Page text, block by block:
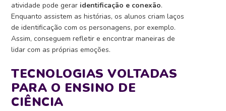
atividade pode gerar identificação e conexão.
Enquanto assistem as histórias, os alunos criam laços
de identificação com os personagens, por exemplo.
Assim, conseguem refletir e encontrar maneiras de
lidar com as próprias emoções.
TECNOLOGIAS VOLTADAS
PARA O ENSINO DE
CIÊNCIA